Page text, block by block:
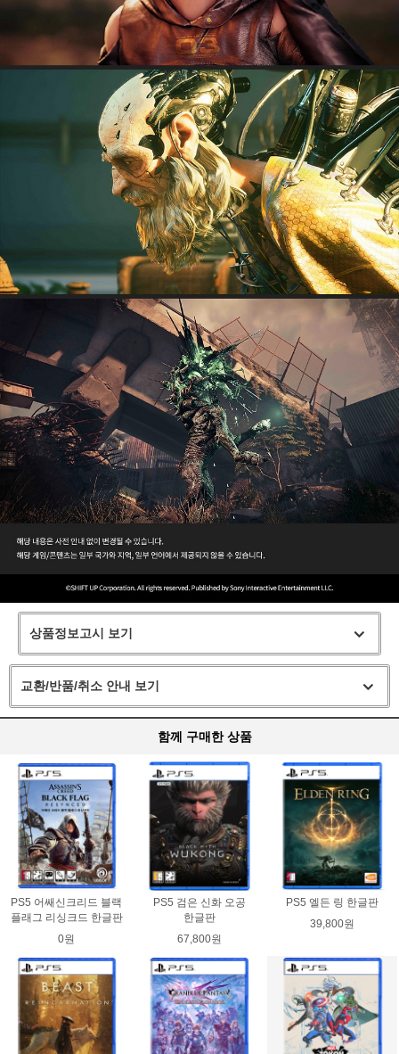
상품정보고시 보기
교환/반품/취소 안내 보기
함께 구매한 상품
PS5 어쌔신크리드 블랙
플래그 리싱크드 한글판
0원
PS5 검은 신화 오공
한글판
67,800원
PS5 엘든 링 한글판
39,800원